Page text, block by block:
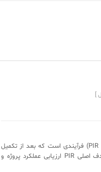
بازنگری پس از پیاده‌سازی (Post-Implementation Review یا PIR) فرآیندی است که بعد از تکمیل
یک پروژه یا پیاده‌سازی یک سیستم جدید انجام می‌شود. هدف اصلی PIR ارزیابی عملکرد پروژه و